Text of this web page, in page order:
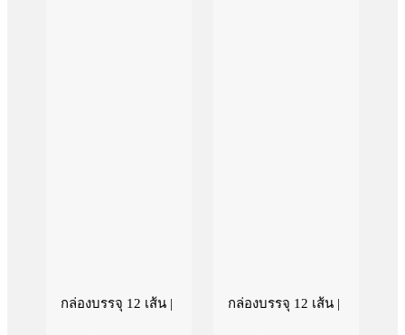
กล่องบรรจุ 12 เส้น | กล่องบรรจุ 12 เส้น |